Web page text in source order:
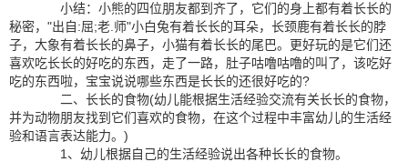
小结：小熊的四位朋友都到齐了，它们的身上都有着长长的
秘密，"出自:屈;老.师"小白兔有着长长的耳朵，长颈鹿有着长长的脖
子，大象有着长长的鼻子，小猫有着长长的尾巴。更好玩的是它们还
喜欢吃长长的好吃的东西，走了一路，肚子咕噜咕噜的叫了，该吃好
吃的东西啦，宝宝说说哪些东西是长长的还很好吃的?
二、长长的食物(幼儿能根据生活经验交流有关长长的食物，
并为动物朋友找到它们喜欢的食物，在这个过程中丰富幼儿的生活经
验和语言表达能力。)
1、幼儿根据自己的生活经验说出各种长长的食物。